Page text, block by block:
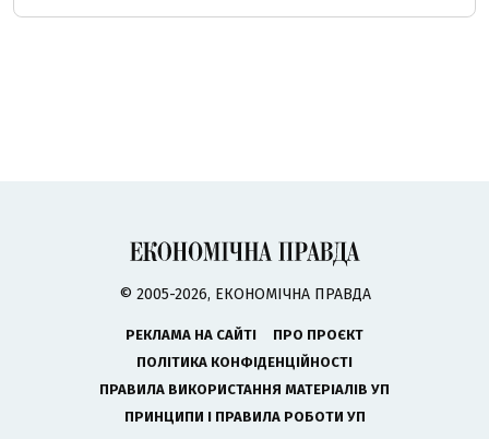
© 2005-2026, ЕКОНОМІЧНА ПРАВДА
РЕКЛАМА НА САЙТІ
ПРО ПРОЄКТ
ПОЛІТИКА КОНФІДЕНЦІЙНОСТІ
ПРАВИЛА ВИКОРИСТАННЯ МАТЕРІАЛІВ УП
ПРИНЦИПИ І ПРАВИЛА РОБОТИ УП